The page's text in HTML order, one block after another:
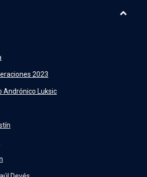
2023
Andrónico Luksic